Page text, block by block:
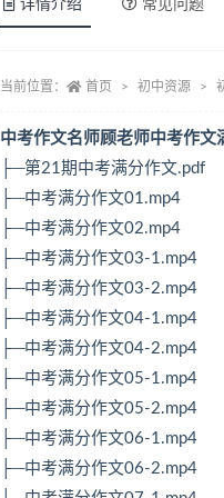
详情介绍 常见问题
当前位置： 首页 初中资源
中考作文名师顾老师中考作文
├─第21期中考满分作文.pdf
├─中考满分作文01.mp4
├─中考满分作文02.mp4
├─中考满分作文03-1.mp4
├─中考满分作文03-2.mp4
├─中考满分作文04-1.mp4
├─中考满分作文04-2.mp4
├─中考满分作文05-1.mp4
├─中考满分作文05-2.mp4
├─中考满分作文06-1.mp4
├─中考满分作文06-2.mp4